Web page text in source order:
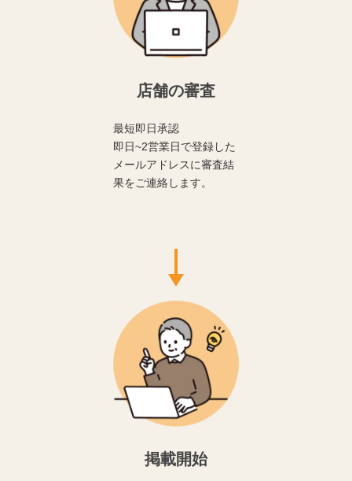
店舗の審査
最短即日承認
即日~2営業日で登録した
メールアドレスに審査結
果をご連絡します。
掲載開始